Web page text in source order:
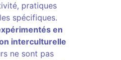
pratiques
spécifiques.
en
interculturelle
ne sont pas